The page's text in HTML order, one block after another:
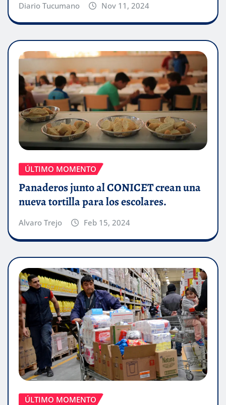
Diario Tucumano Nov 11, 2024
ÚLTIMO MOMENTO
Panaderos junto al CONICET crean una
nueva tortilla para los escolares.
Alvaro Trejo Feb 15, 2024
ÚLTIMO MOMENTO